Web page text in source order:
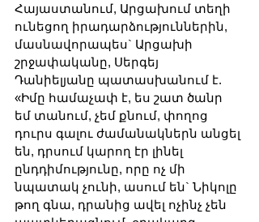
Հայաստանում, Արցախում տեղի
ունեցող իրադարձություններին,
մասնավորապես` Արցախի
շրջափականը, Սերգեյ
Դանիելյանը պատասխանում է.
«Իմը համաչափ է, ես շատ ծանր
եմ տանում, չեմ քնում, փողոց
դուրս գալու ժամանակներն անցել
են, դրսում կարող էր լինել
ընդդիմությունը, որը ոչ մի
նպատակ չունի, ասում են` Նիկոլը
թող գնա, դրանից ավել ոչինչ չեն